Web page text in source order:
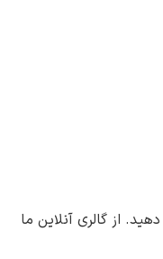
از گالری آنلاین ما